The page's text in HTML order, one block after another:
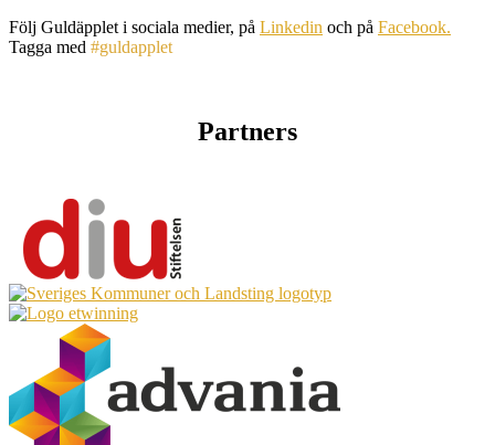
Följ Guldäpplet i sociala medier, på Linkedin och på Facebook.
Tagga med #guldapplet
Partners